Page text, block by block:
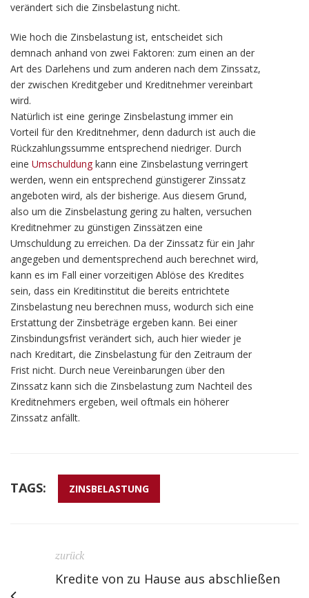
verändert sich die Zinsbelastung nicht.
Wie hoch die Zinsbelastung ist, entscheidet sich
demnach anhand von zwei Faktoren: zum einen an der
Art des Darlehens und zum anderen nach dem Zinssatz,
der zwischen Kreditgeber und Kreditnehmer vereinbart
wird.
Natürlich ist eine geringe Zinsbelastung immer ein
Vorteil für den Kreditnehmer, denn dadurch ist auch die
Rückzahlungssumme entsprechend niedriger. Durch
eine Umschuldungkann eine Zinsbelastung verringert
werden, wenn ein entsprechend günstigerer Zinssatz
angeboten wird, als der bisherige. Aus diesem Grund,
also um die Zinsbelastung gering zu halten, versuchen
Kreditnehmer zu günstigen Zinssätzen eine
Umschuldung zu erreichen. Da der Zinssatz für ein Jahr
angegeben und dementsprechend auch berechnet wird,
kann es im Fall einer vorzeitigen Ablöse des Kredites
sein, dass ein Kreditinstitut die bereits entrichtete
Zinsbelastung neu berechnen muss, wodurch sich eine
Erstattung der Zinsbeträge ergeben kann. Bei einer
Zinsbindungsfrist verändert sich, auch hier wieder je
nach Kreditart, die Zinsbelastung für den Zeitraum der
Frist nicht. Durch neue Vereinbarungen über den
Zinssatz kann sich die Zinsbelastung zum Nachteil des
Kreditnehmers ergeben, weil oftmals ein höherer
Zinssatz anfällt.
TAGS: ZINSBELASTUNG
zurück
Kredite von zu Hause aus abschließen